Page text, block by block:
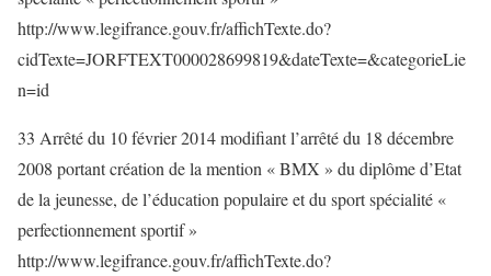
http://www.legifrance.gouv.fr/affichTexte.do?
cidTexte=JORFTEXT000028699819&dateTexte=&categorieLie
n=id
33 Arrêté du 10 février 2014 modifiant l’arrêté du 18 décembre
2008 portant création de la mention « BMX » du diplôme d’Etat
de la jeunesse, de l’éducation populaire et du sport spécialité «
perfectionnement sportif »
http://www.legifrance.gouv.fr/affichTexte.do?